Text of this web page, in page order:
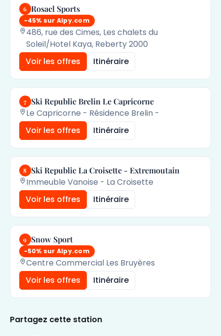
6 Rosael Sports
−45% sur Alpy.com
486, rue des Cimes, Les chalets du
Soleil/Hotel Kaya, Reberty 2000
Voir les offres
Itinéraire
7 Ski Republic Brelin Le Capricorne
Le Capricorne - Résidence Brelin -
Voir les offres
Itinéraire
8 Ski Republic La Croisette - Extremoutain
Immeuble Vanoise - La Croisette
Voir les offres
Itinéraire
9 Snow Sport
−50% sur Alpy.com
Centre Commercial Les Bruyères
Voir les offres
Itinéraire
Partagez cette station